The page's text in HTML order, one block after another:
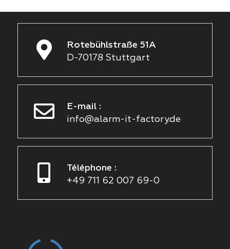
Rotebühlstraße 51A
D-70178 Stuttgart
E-mail :
info@alarm-it-factory.de
Téléphone :
+49 711 62 007 69-0